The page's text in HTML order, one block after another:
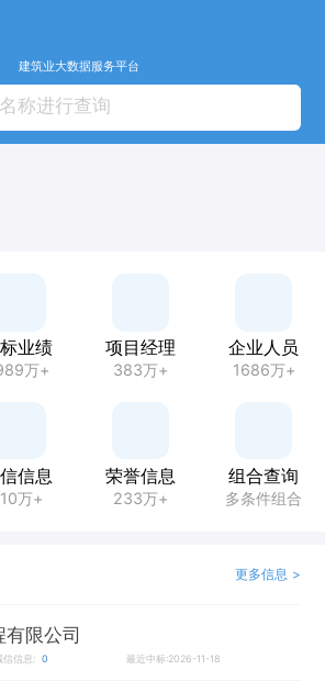
建筑业大数据服务平台
业绩
万+
项目经理
383万+
企业人员
1686万+
信息
万+
荣誉信息
233万+
组合查询
多条件组合
更多信息 >
限公司
信信息: 0 最近中标:2026-11-18